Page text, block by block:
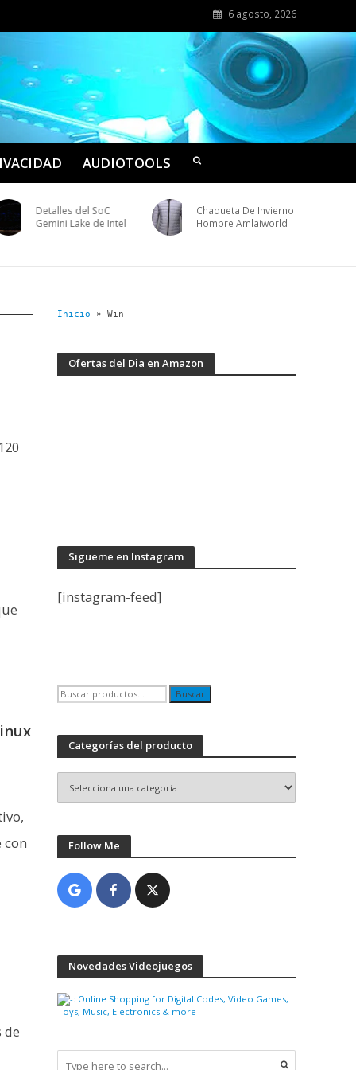
6 agosto, 2026
AUDIOTOOLS
Detalles del SoC
Gemini Lake de Intel
Chaqueta De Invierno
Hombre Amlaiworld
con
de
Inicio » Win
Ofertas del Dia en Amazon
Sigueme en Instagram
[instagram-feed]
Buscar
por:
Buscar
Categorías del producto
Follow Me
Novedades Videojuegos